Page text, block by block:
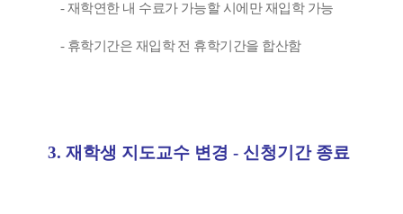
-재학연한 내 수료가 가능할 시에만 재입학 가능
- 휴학기간은 재입학 전 휴학기간을 합산함
3. 재학생 지도교수 변경 - 신청기간 종료